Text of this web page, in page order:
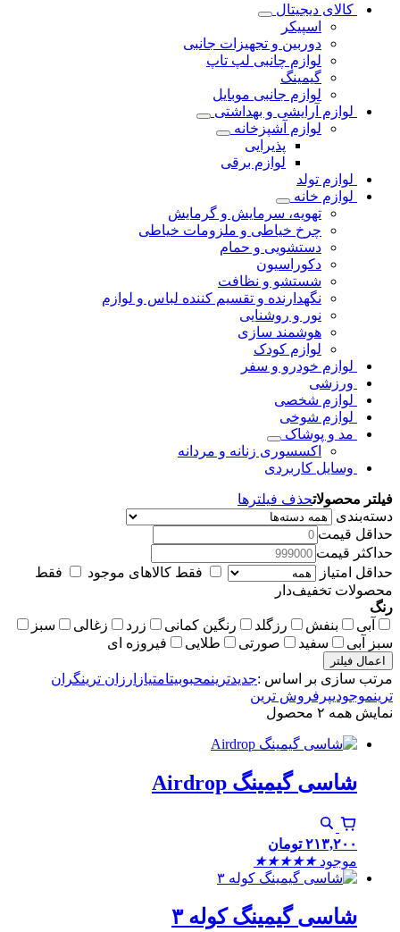
کالای دیجیتال
اسپیکر
دوربین و تجهیزات جانبی
لوازم چانبی لپ تاپ
گیمینگ
لوازم جانبی موبایل
لوازم آرایشی و بهداشتی
لوازم آشپزخانه
پذیرایی
لوازم برقی
لوازم تولد
لوازم خانه
تهویه، سرمایش و گرمایش
چرخ خیاطی و ملزومات خیاطی
دستشویی و حمام
دکوراسیون
شستشو و نظافت
نگهدارنده و تقسیم کننده لباس و لوازم
نور و روشنایی
هوشمند سازی
لوازم کودک
لوازم خودرو و سفر
ورزشی
لوازم شخصی
لوازم شوخی
مد و پوشاک
اکسسوری زنانه و مردانه
وسایل کاربردی
فیلتر محصولاتحذف فیلترها
دسته‌بندی
حداقل قیمت
حداکثر قیمت
حداقل امتیاز
فقط کالاهای موجود
فقط
محصولات تخفیف‌دار
رنگ
آبی
بنفش رزگلد رنگین کمانی زرد زغالی
سبز
سبز آبی
سفید صورتی طلایی فیروزه ای
اعمال فیلتر
مرتب سازی بر اساس :جدیدترینمحبوبیتامتیاز ارزان ترینگران
ترینموجودیپرفروش ترین
نمایش همه ۲ محصول
شاسی گیمینگ Airdrop
۲۱۳,۲۰۰ تومان
موجود ★
★
★
★
★
شاسی گیمینگ کوله ۳